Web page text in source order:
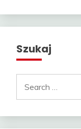
Szukaj
for: